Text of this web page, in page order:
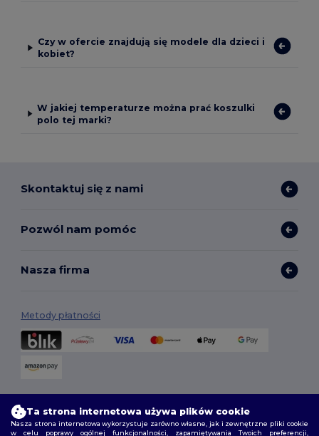
Czy w ofercie znajdują się modele dla dzieci i
kobiet?
W jakiej temperaturze można prać koszulki
polo tej marki?
Skontaktuj się z nami
Pozwól nam pomóc
Nasza firma
Metody płatności
Ta strona internetowa używa plików cookie
Nasza strona internetowa wykorzystuje zarówno własne, jak i zewnętrzne pliki cookie
w celu poprawy ogólnej funkcjonalności, zapamiętywania Twoich preferencji,